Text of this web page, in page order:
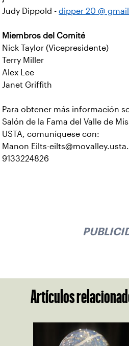
Judy Dippold - dipper 20 @
Miembros del Comité
Nick Taylor (Vicepresidente)
Terry Miller
Alex Lee
Janet Griffith
Para obtener más información
Salón de la Fama del Valle de
USTA, comuníquese con:
Manon Eilts-
9133224826
Artículos